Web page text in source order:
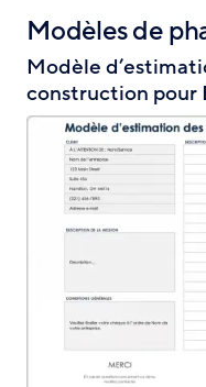
Modèles de
Modèle
construction pour